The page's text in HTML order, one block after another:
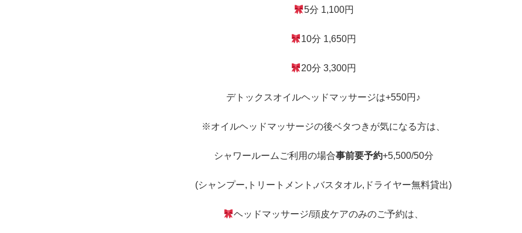
5分 1,100円
10分 1,650円
20分 3,300円
デトックスオイルヘッドマッサージは+550円♪
※オイルヘッドマッサージの後ベタつきが気になる方は、
シャワールームご利用の場合事前要予約+5,500/50分
(シャンプー,トリートメント,バスタオル,ドライヤー無料貸出)
ヘッドマッサージ/頭皮ケアのみのご予約は、